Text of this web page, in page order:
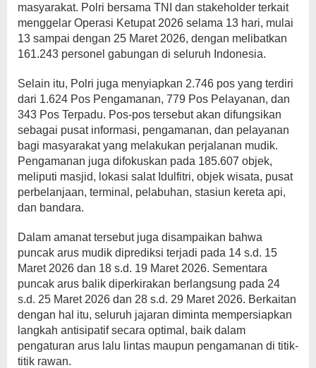
masyarakat. Polri bersama TNI dan stakeholder terkait
menggelar Operasi Ketupat 2026 selama 13 hari, mulai
13 sampai dengan 25 Maret 2026, dengan melibatkan
161.243 personel gabungan di seluruh Indonesia.
Selain itu, Polri juga menyiapkan 2.746 pos yang terdiri
dari 1.624 Pos Pengamanan, 779 Pos Pelayanan, dan
343 Pos Terpadu. Pos-pos tersebut akan difungsikan
sebagai pusat informasi, pengamanan, dan pelayanan
bagi masyarakat yang melakukan perjalanan mudik.
Pengamanan juga difokuskan pada 185.607 objek,
meliputi masjid, lokasi salat Idulfitri, objek wisata, pusat
perbelanjaan, terminal, pelabuhan, stasiun kereta api,
dan bandara.
Dalam amanat tersebut juga disampaikan bahwa
puncak arus mudik diprediksi terjadi pada 14 s.d. 15
Maret 2026 dan 18 s.d. 19 Maret 2026. Sementara
puncak arus balik diperkirakan berlangsung pada 24
s.d. 25 Maret 2026 dan 28 s.d. 29 Maret 2026. Berkaitan
dengan hal itu, seluruh jajaran diminta mempersiapkan
langkah antisipatif secara optimal, baik dalam
pengaturan arus lalu lintas maupun pengamanan di titik-
titik rawan.